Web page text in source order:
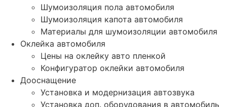
Шумоизоляция пола автомобиля
Шумоизоляция капота автомобиля
Материалы для шумоизоляции автомобиля
Оклейка автомобиля
Цены на оклейку авто пленкой
Конфигуратор оклейки автомобиля
Дооснащение
Установка и модернизация автозвука
Установка доп. оборудования в автомобиль